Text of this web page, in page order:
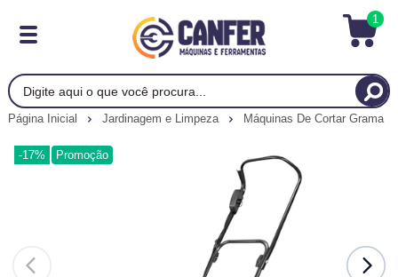
1
Página Inicial Jardinagem e Limpeza Máquinas De Cortar Grama
-17% Promoção